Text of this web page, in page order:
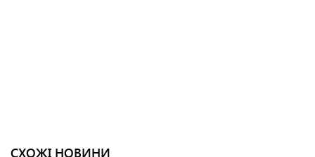
СХОЖІ НОВИНИ